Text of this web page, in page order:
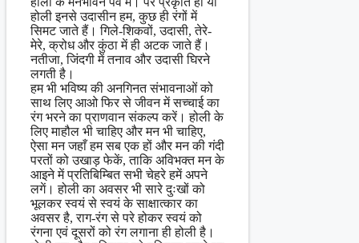
होली इनसे उदासीन हम, कुछ ही रंगों में
सिमट जाते हैं। गिले-शिकवों, उदासी, तेरे-
मेरे, क्रोध और कुंठा में ही अटक जाते हैं।
नतीजा, जिंदगी में तनाव और उदासी घिरने
लगती है।
हम भी भविष्य की अनगिनत संभावनाओं को
साथ लिए आओ फिर से जीवन में सच्चाई का
रंग भरने का प्राणवान संकल्प करें। होली के
लिए माहौल भी चाहिए और मन भी चाहिए,
ऐसा मन जहाँ हम सब एक हों और मन की गंदी
परतों को उखाड़ फेकें, ताकि अविभक्त मन के
आइने में प्रतिबिम्बित सभी चेहरे हमें अपने
लगें। होली का अवसर भी सारे दुःखों को
भूलकर स्वयं से स्वयं के साक्षात्कार का
अवसर है, राग-रंग से परे होकर स्वयं को
रंगना एवं दूसरों को रंग लगाना ही होली है।